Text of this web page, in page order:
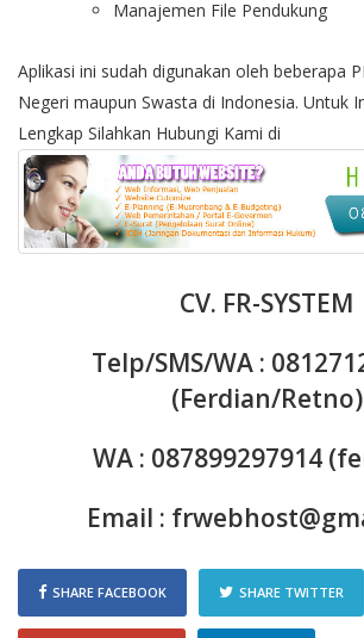
Manajemen File Pendukung
Aplikasi ini sudah digunakan oleh beberapa
Negeri maupun Swasta di Indonesia. Untuk
Lengkap Silahkan Hubungi Kami di
CV. FR-SYSTEM
Telp/SMS/WA :
(Ferdian/Retno)
WA : 087899297914
Email :
SHARE FACEBOOK SHARE TWITTER